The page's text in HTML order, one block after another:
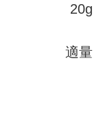
20g
適量